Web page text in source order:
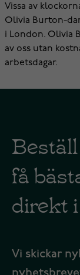
Vissa av
Olivia Burton-
i London. Olivia
av oss utan
arbetsdagar.
få
direkt
Vi skickar